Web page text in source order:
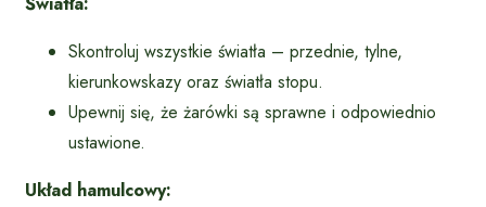
Skontroluj wszystkie światła – przednie, tylne,
kierunkowskazy oraz światła stopu.
Upewnij się, że żarówki są sprawne i odpowiednio
ustawione.
Układ hamulcowy: